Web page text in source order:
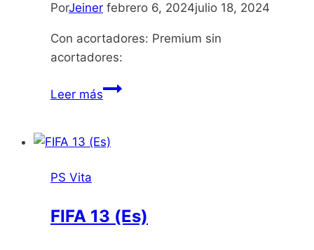
PorJeiner febrero 6, 2024julio 18, 2024
Con acortadores: Premium sin
acortadores:
Leer másUltimate
Capcom
PS Vita
FIFA 13 (Es)